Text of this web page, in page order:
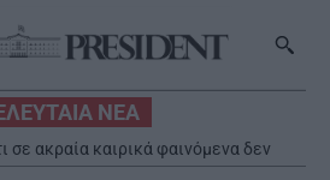
ΝΕΑ
σε ακραία καιρικά φαινόμενα δεν
εφησυχασμού